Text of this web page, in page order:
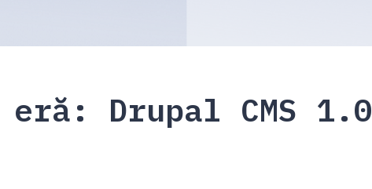
Drupal CMS 1.0